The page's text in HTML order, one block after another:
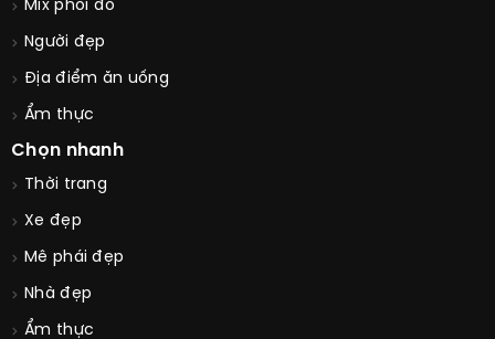
Mix phối đồ
Người đẹp
Địa điểm ăn uống
Ẩm thực
Chọn nhanh
Thời trang
Xe đẹp
Mê phái đẹp
Nhà đẹp
Ẩm thực